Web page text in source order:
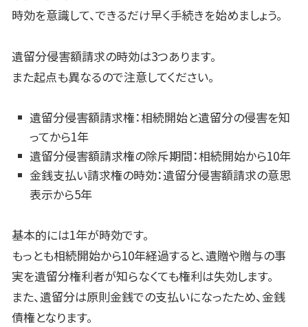
時効を意識して、できるだけ早く手続きを始めましょう。
遺留分侵害額請求の時効は3つあります。
また起点も異なるので注意してください。
遺留分侵害額請求権：相続開始と遺留分の侵害を知
ってから1年
遺留分侵害額請求権の除斥期間：相続開始から10年
金銭支払い請求権の時効：遺留分侵害額請求の意思
表示から5年
基本的には1年が時効です。
もっとも相続開始から10年経過すると、遺贈や贈与の事
実を遺留分権利者が知らなくても権利は失効します。
また、遺留分は原則金銭での支払いになったため、金銭
債権となります。